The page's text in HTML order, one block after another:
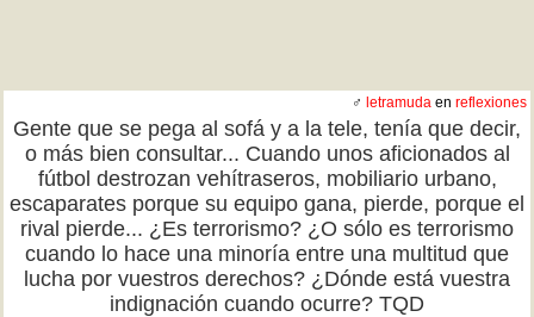
♂ letramuda en reflexiones
Gente que se pega al sofá y a la tele, tenía que decir,
o más bien consultar... Cuando unos aficionados al
fútbol destrozan vehítraseros, mobiliario urbano,
escaparates porque su equipo gana, pierde, porque el
rival pierde... ¿Es terrorismo? ¿O sólo es terrorismo
cuando lo hace una minoría entre una multitud que
lucha por vuestros derechos? ¿Dónde está vuestra
indignación cuando ocurre? TQD